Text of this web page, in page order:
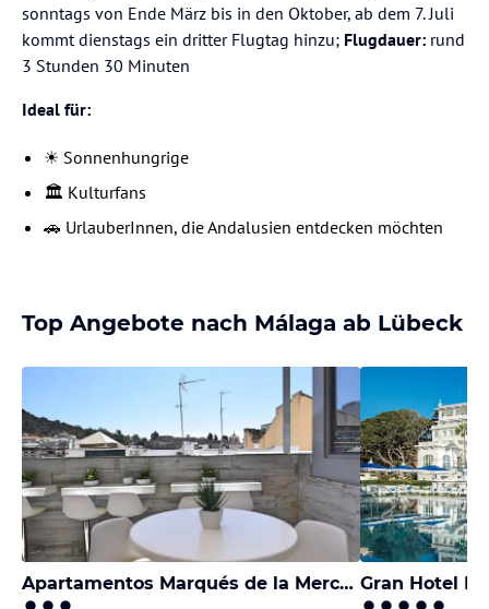
sonntags von Ende März bis in den Oktober, ab dem 7. Juli
kommt dienstags ein dritter Flugtag hinzu; Flugdauer: rund
3 Stunden 30 Minuten
Ideal für:
☀️ Sonnenhungrige
🏛️ Kulturfans
🚗 UrlauberInnen, die Andalusien entdecken möchten
Top Angebote nach Málaga ab Lübeck
Apartamentos Marqués de la Merced Gran Hotel